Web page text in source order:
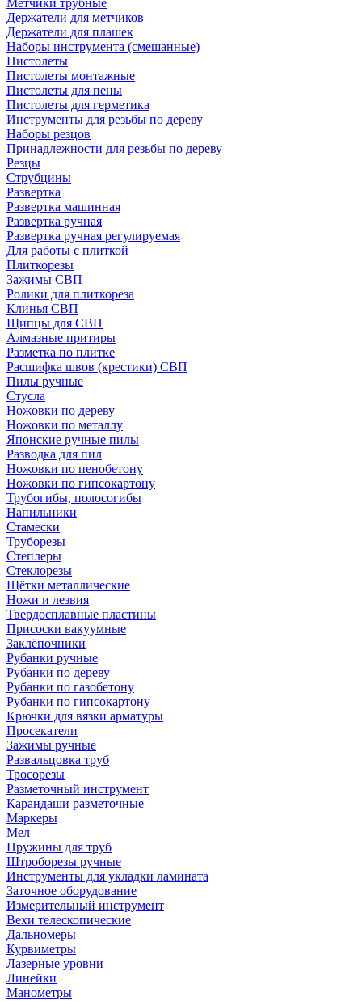
Метчики трубные
Держатели для метчиков
Держатели для плашек
Наборы инструмента (смешанные)
Пистолеты
Пистолеты монтажные
Пистолеты для пены
Пистолеты для герметика
Инструменты для резьбы по дереву
Наборы резцов
Принадлежности для резьбы по дереву
Резцы
Струбцины
Развертка
Развертка машинная
Развертка ручная
Развертка ручная регулируемая
Для работы с плиткой
Плиткорезы
Зажимы СВП
Ролики для плиткореза
Клинья СВП
Щипцы для СВП
Алмазные притиры
Разметка по плитке
Расшифка швов (крестики) СВП
Пилы ручные
Стусла
Ножовки по дереву
Ножовки по металлу
Японские ручные пилы
Разводка для пил
Ножовки по пенобетону
Ножовки по гипсокартону
Трубогибы, полосогибы
Напильники
Стамески
Труборезы
Степлеры
Стеклорезы
Щётки металлические
Ножи и лезвия
Твердосплавные пластины
Присоски вакуумные
Заклёпочники
Рубанки ручные
Рубанки по дереву
Рубанки по газобетону
Рубанки по гипсокартону
Крючки для вязки арматуры
Просекатели
Зажимы ручные
Развальцовка труб
Тросорезы
Разметочный инструмент
Карандаши разметочные
Маркеры
Мел
Пружины для труб
Штроборезы ручные
Инструменты для укладки ламината
Заточное оборудование
Измерительный инструмент
Вехи телескопические
Дальномеры
Курвиметры
Лазерные уровни
Линейки
Манометры